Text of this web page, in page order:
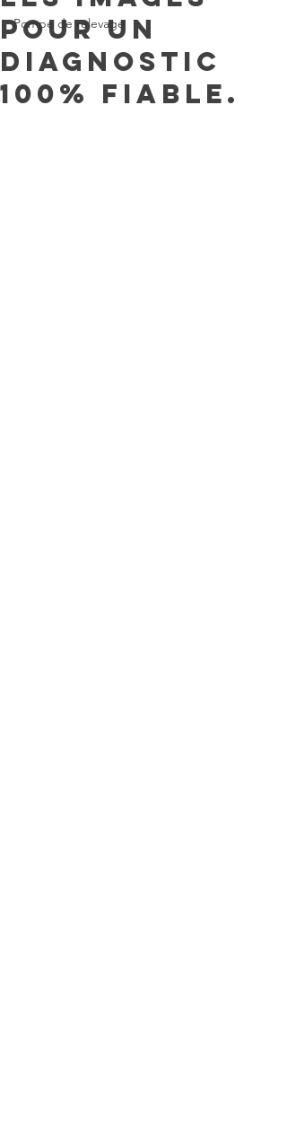
Pompe de relevage
pour un
diagnostic
100% fiable.